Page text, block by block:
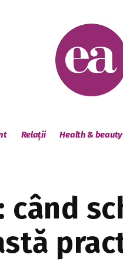
Relații Health & beauty
când